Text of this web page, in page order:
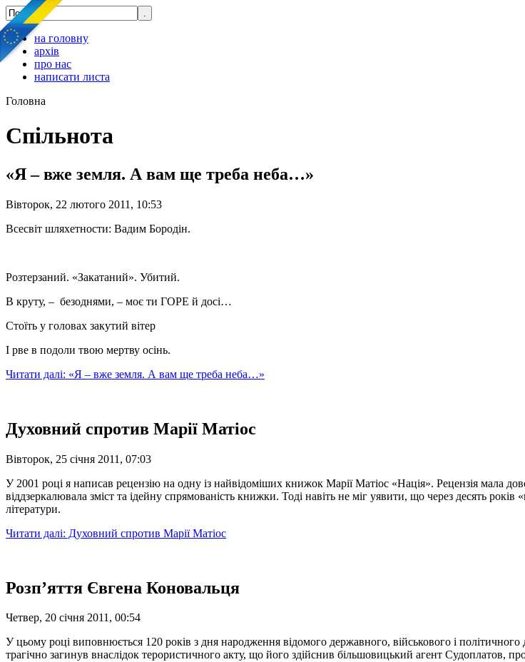
на головну
архів
про нас
написати листа
Головна
Спільнота
«Я – вже земля. А вам ще треба неба…»
Вівторок, 22 лютого 2011, 10:53
Всесвіт шляхетности: Вадим Бородін.
Розтерзаний. «Закатаний». Убитий.
В круту, – безоднями, – моє ти ГОРЕ й досі…
Стоїть у головах закутий вітер
І рве в подоли твою мертву осінь.
Читати далі: «Я – вже земля. А вам ще треба неба…»
Духовний спротив Марії Матіос
Вівторок, 25 січня 2011, 07:03
У 2001 році я написав рецензію на одну із найвідоміших книжок Марії Матіос «Нація». Рецензія мала
віддзеркалювала зміст та ідейну спрямованість книжки. Тоді навіть не міг уявити, що через десять
літератури.
Читати далі: Духовний спротив Марії Матіос
Розп’яття Євгена Коновальця
Четвер, 20 січня 2011, 00:54
У цьому році виповнюється 120 років з дня народження відомого державного, військового і
трагічно загинув внаслідок терористичного акту, що його здійснив більшовицький агент Судоплатов, про